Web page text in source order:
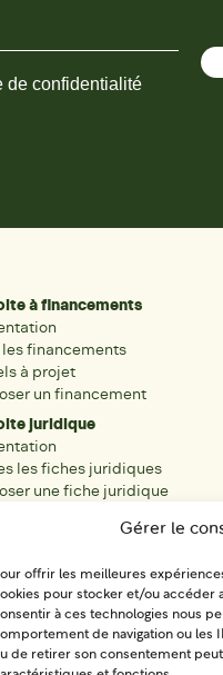
Gérer le
offrir les meilleures
pour stocker et/ou accéder
à ces technologies nous
de navigation ou les
de retirer son consentement
de confidentialité
à financements
les financements
à projet
un financement
juridique
les fiches juridiques
une fiche juridique
acteurs
une fiche acteur
régionaux